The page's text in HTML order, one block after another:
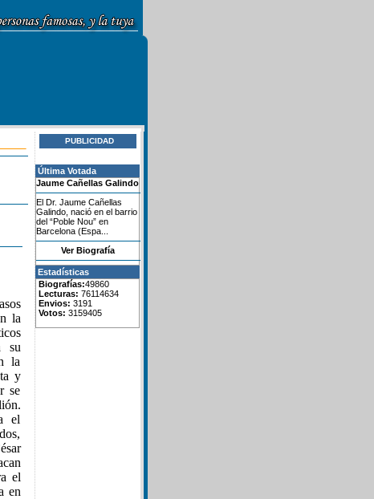
la
su
la
y
se
el
el
en
PUBLICIDAD
Última Votada
Jaume Cañellas Galindo
El Dr. Jaume Cañellas
Galindo, nació en el barrio
del “Poble Nou” en
Barcelona (Espa...
Ver Biografía
Estadísticas
Biografías:49860
Lecturas: 76114634
Envios: 3191
Votos: 3159405